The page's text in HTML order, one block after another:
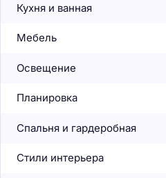
Кухня и ванная
Мебель
Освещение
Планировка
Спальня и гардеробная
Стили интерьера